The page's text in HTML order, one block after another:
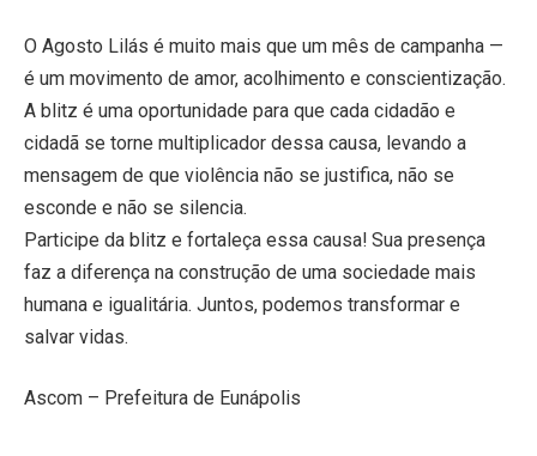
O Agosto Lilás é muito mais que um mês de campanha —
é um movimento de amor, acolhimento e conscientização.
A blitz é uma oportunidade para que cada cidadão e
cidadã se torne multiplicador dessa causa, levando a
mensagem de que violência não se justifica, não se
esconde e não se silencia.
Participe da blitz e fortaleça essa causa! Sua presença
faz a diferença na construção de uma sociedade mais
humana e igualitária. Juntos, podemos transformar e
salvar vidas.
Ascom – Prefeitura de Eunápolis